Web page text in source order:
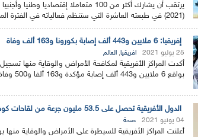
يرتقب أن يشارك أكثر من 100 متعاملا
(2021) في طبعته العاشرة التي ستنظم فعالياته في الفترة الممتدة...
إفريقيا: 6 ملايين و443 ألف إصابة بكورونا و163 ألف وفاة
25 يوليو 2021 افريقيا, العالم
أكدت المراكز الأفريقية لمكافحة الأمراض والوقاية منها
بواقع 6 ملايين و443 ألف إصابة مؤكدة و163 ألفا و500 وفاة...
الدول الأفريقية تحصل على 53.5 مليون جرعة من لقاحات كوفيد-19
04 يونيو 2021 صحة
أعلنت المراكز الأفريقية للسيطرة على الأمراض والوقاية